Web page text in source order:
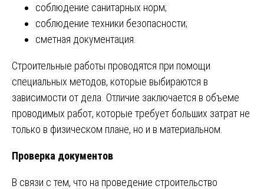
соблюдение санитарных норм;
соблюдение техники безопасности;
сметная документация.
Строительные работы проводятся при помощи
специальных методов, которые выбираются в
зависимости от дела. Отличие заключается в объеме
проводимых работ, которые требует больших затрат не
только в физическом плане, но и в материальном.
Проверка документов
В связи с тем, что на проведение строительство